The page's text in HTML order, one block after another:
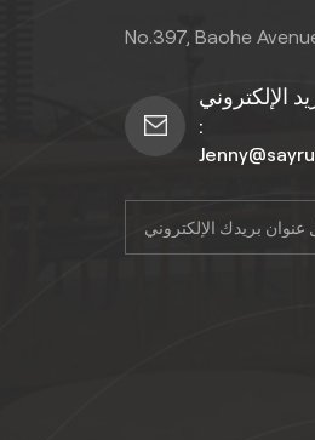
No.397, Baohe
الإلكتروني
: